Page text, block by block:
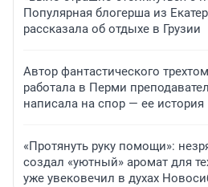
Популярная блогерша из
рассказала об отдыхе в Грузии
Автор фантастического
работала в Перми
написала на спор — ее история
«Протянуть руку помощи»:
создал «уютный» аромат для
уже увековечил в духах